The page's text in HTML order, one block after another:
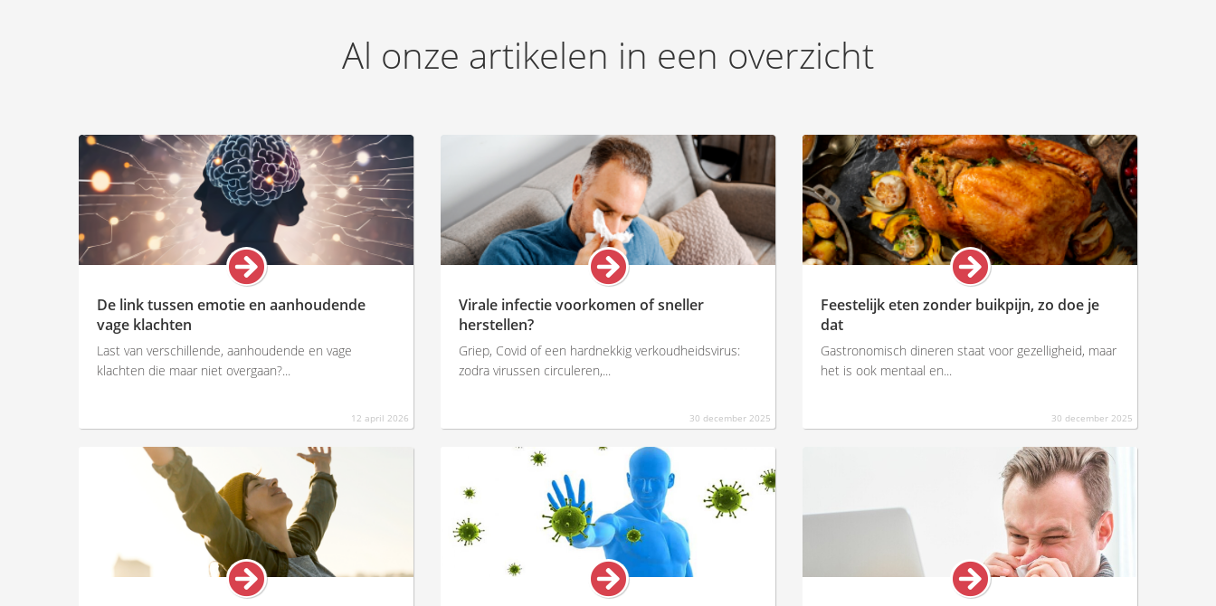
Al onze artikelen in een overzicht
De link tussen emotie en aanhoudende
vage klachten
12 april 2026
Last van verschillende, aanhoudende en vage
klachten die maar niet overgaan?...
Virale infectie voorkomen of sneller
herstellen?
30 december 2025
Griep, Covid of een hardnekkig verkoudheidsvirus:
zodra virussen circuleren,...
Feestelijk eten zonder buikpijn, zo doe je
dat
30 december 2025
Gastronomisch dineren staat voor gezelligheid, maar
het is ook mentaal en...